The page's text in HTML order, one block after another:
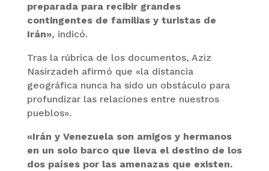
preparada para recibir grandes
contingentes de familias y turistas de
Irán», indicó.
Tras la rúbrica de los documentos, Aziz
Nasirzadeh afirmó que «la distancia
geográfica nunca ha sido un obstáculo para
profundizar las relaciones entre nuestros
pueblos».
«Irán y Venezuela son amigos y hermanos
en un solo barco que lleva el destino de los
dos países por las amenazas que existen.